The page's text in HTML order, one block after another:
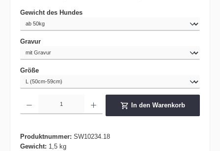
Gewicht des Hundesauswählen
Gravurauswählen
Größeauswählen
In den Warenkorb
Produktnummer: SW10234.18
Gewicht: 1,5 kg